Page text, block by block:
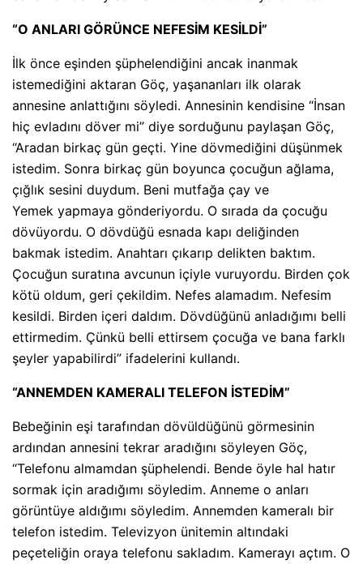
“O ANLARI GÖRÜNCE NEFESİM KESİLDİ”
İlk önce eşinden şüphelendiğini ancak inanmak
istemediğini aktaran Göç, yaşananları ilk olarak
annesine anlattığını söyledi. Annesinin kendisine “İnsan
hiç evladını döver mi” diye sorduğunu paylaşan Göç,
“Aradan birkaç gün geçti. Yine dövmediğini düşünmek
istedim. Sonra birkaç gün boyunca çocuğun ağlama,
çığlık sesini duydum. Beni mutfağa çay ve
Yemek yapmaya gönderiyordu. O sırada da çocuğu
dövüyordu. O dövdüğü esnada kapı deliğinden
bakmak istedim. Anahtarı çıkarıp delikten baktım.
Çocuğun suratına avcunun içiyle vuruyordu. Birden çok
kötü oldum, geri çekildim. Nefes alamadım. Nefesim
kesildi. Birden içeri daldım. Dövdüğünü anladığımı belli
ettirmedim. Çünkü belli ettirsem çocuğa ve bana farklı
şeyler yapabilirdi” ifadelerini kullandı.
“ANNEMDEN KAMERALI TELEFON İSTEDİM”
Bebeğinin eşi tarafından dövüldüğünü görmesinin
ardından annesini tekrar aradığını söyleyen Göç,
“Telefonu almamdan şüphelendi. Bende öyle hal hatır
sormak için aradığımı söyledim. Anneme o anları
görüntüye aldığımı söyledim. Annemden kameralı bir
telefon istedim. Televizyon ünitemin altındaki
peçeteliğin oraya telefonu sakladım. Kamerayı açtım. O